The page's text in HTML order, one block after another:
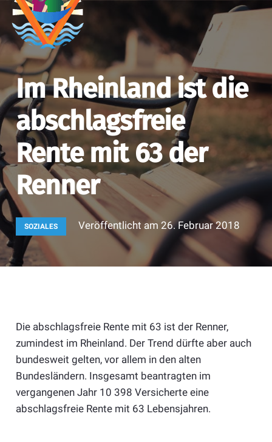
Im Rheinland ist die
abschlagsfreie
Rente mit 63 der
Renner
SOZIALES Veröffentlicht am26. Februar 2018
Die abschlagsfreie Rente mit 63 ist der Renner,
zumindest im Rheinland. Der Trend dürfte aber auch
bundesweit gelten, vor allem in den alten
Bundesländern. Insgesamt beantragten im
vergangenen Jahr 10 398 Versicherte eine
abschlagsfreie Rente mit 63 Lebensjahren.